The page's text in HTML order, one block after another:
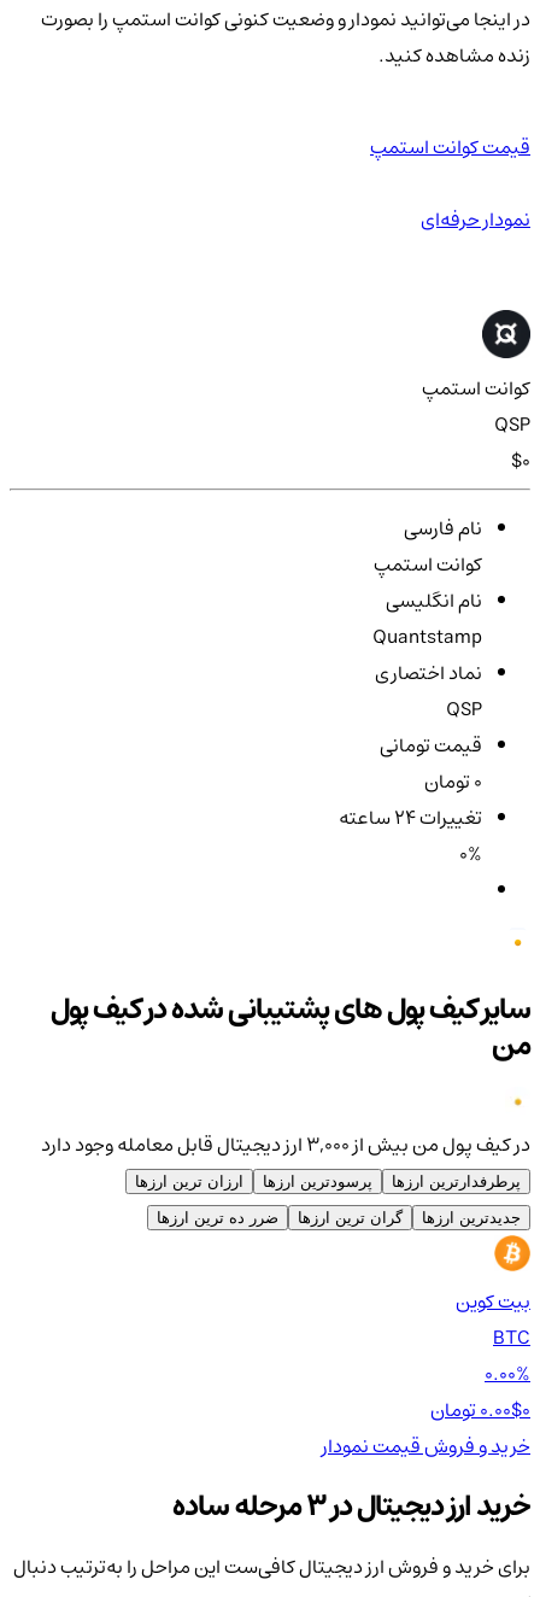
در اینجا می‌توانید نمودار و وضعیت کنونی کوانت استمپ را بصورت
زنده مشاهده کنید.
قیمت کوانت استمپ
نمودار حرفه‌ای
کوانت استمپ
QSP
$0
نام فارسی
کوانت استمپ
نام انگلیسی
Quantstamp
نماد اختصاری
QSP
قیمت تومانی
تغییرات ۲۴ ساعته
0%
سایر کیف پول های پشتیبانی شده در کیف پول
من
در کیف پول من بیش از ۳,۰۰۰ ارز دیجیتال قابل معامله وجود دارد
پرطرفدارترین ارزها پرسودترین ارزها
ارزان ترین ارزها
جدیدترین ارزها
گران ترین ارزها ضرر ده ترین ارزها
بیت کوین
BTC
0.00%
0.00$
خرید و فروشقیمتنمودار
خرید ارز دیجیتال در 3 مرحله ساده
برای خرید و فروش ارز دیجیتال کافی‌ست این مراحل را به‌ترتیب دنبال